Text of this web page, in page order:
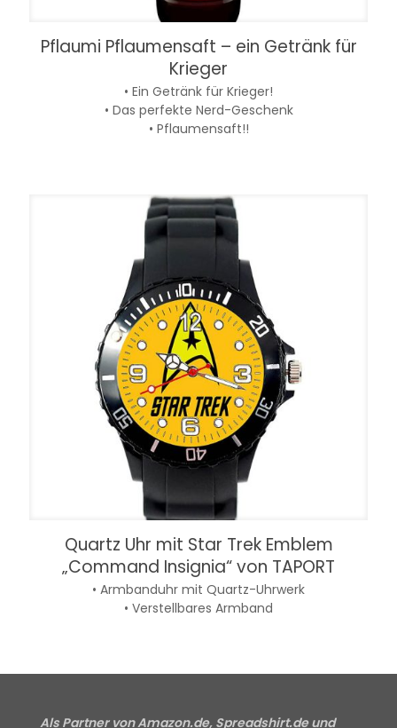
Pflaumi Pflaumensaft – ein Getränk für
Krieger
• Ein Getränk für Krieger!
• Das perfekte Nerd-Geschenk
• Pflaumensaft!!
Quartz Uhr mit Star Trek Emblem
„Command Insignia“ von TAPORT
• Armbanduhr mit Quartz-Uhrwerk
• Verstellbares Armband
Als Partner von Amazon.de, Spreadshirt.de und